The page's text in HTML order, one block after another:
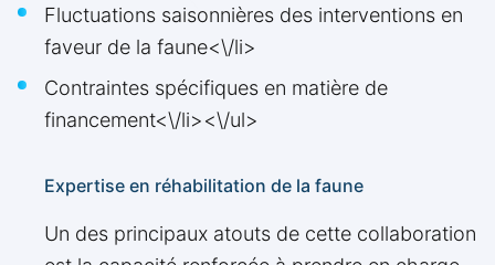
Fluctuations saisonnières des interventions en
faveur de la faune<\/li>
Contraintes spécifiques en matière de
financement<\/li><\/ul>
Expertise en réhabilitation de la faune
Un des principaux atouts de cette collaboration